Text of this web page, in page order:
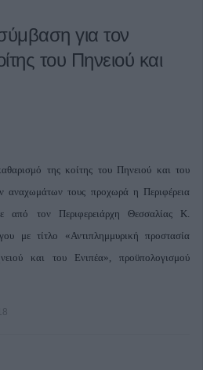
για τον
του Πηνειού και
της κοίτης του Πηνειού και του
αναχωμάτων τους προχωρά η Περιφέρεια
από τον Περιφερειάρχη Θεσσαλίας Κ.
με τίτλο «Αντιπλημμυρική προστασία
και του Ενιπέα», προϋπολογισμού